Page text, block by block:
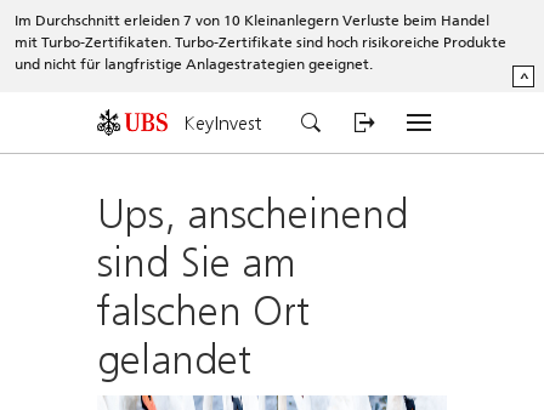
Im Durchschnitt erleiden 7 von 10 Kleinanlegern Verluste beim Handel
mit Turbo-Zertifikaten. Turbo-Zertifikate sind hoch risikoreiche Produkte
und nicht für langfristige Anlagestrategien geeignet.
^
KeyInvest
Ups, anscheinend
sind Sie am
falschen Ort
gelandet